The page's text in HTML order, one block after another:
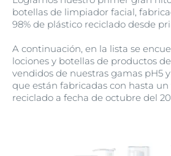
botellas de limpiador facial,
98% de plástico reciclado desde
A continuación, en la lista se
lociones y botellas de productos
vendidos de nuestras gamas pH5
que están fabricadas con hasta un
reciclado a fecha de octubre del